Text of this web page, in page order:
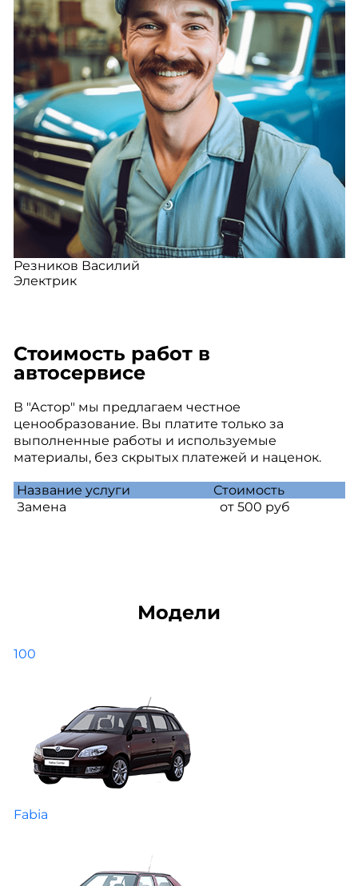
Резников Василий
Электрик
Стоимость работ в
автосервисе
В "Астор" мы предлагаем честное
ценообразование. Вы платите только за
выполненные работы и используемые
материалы, без скрытых платежей и наценок.
Название услуги
Стоимость
Замена
от 500 руб
Модели
100
Fabia